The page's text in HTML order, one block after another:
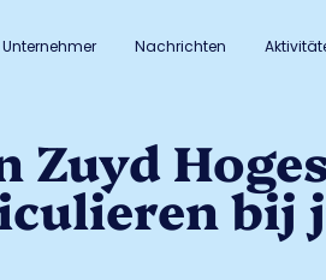
Unternehmer Nachrichten
Zuyd
bij